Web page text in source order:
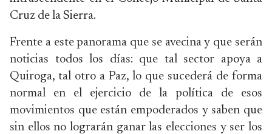
Cruz de la Sierra.
Frente a este panorama que se avecina y que serán
noticias todos los días: que tal sector apoya a
Quiroga, tal otro a Paz, lo que sucederá de forma
normal en el ejercicio de la política de esos
movimientos que están empoderados y saben que
sin ellos no lograrán ganar las elecciones y ser los